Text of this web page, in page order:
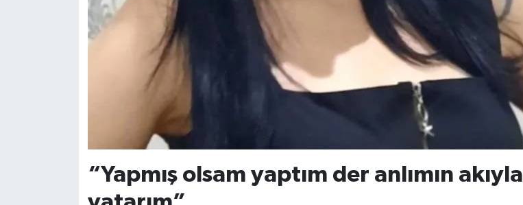
“Yapmış olsam yaptım der anlımın akıyla